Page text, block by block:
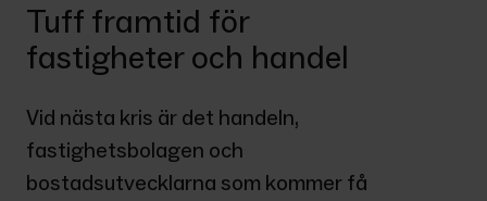
Tuff framtid för
fastigheter och handel
Vid nästa kris är det handeln,
fastighetsbolagen och
bostadsutvecklarna som kommer få